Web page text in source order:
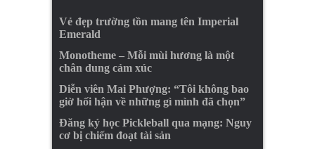
Vẻ đẹp trường tồn mang tên Imperial
Emerald
Monotheme – Mỗi mùi hương là một
chân dung cảm xúc
Diễn viên Mai Phượng: “Tôi không bao
giờ hối hận về những gì mình đã chọn”
Đăng ký học Pickleball qua mạng: Nguy
cơ bị chiếm đoạt tài sản